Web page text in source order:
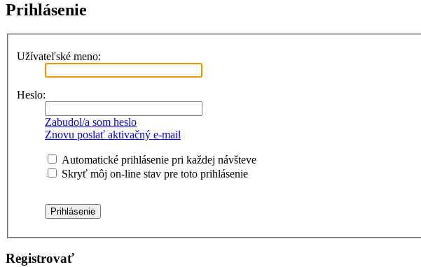
Prihlásenie
Užívateľské meno:
Heslo:
Zabudol/a som heslo
Znovu poslať aktivačný e-mail
Automatické prihlásenie pri každej návšteve
Skryť môj on-line stav pre toto prihlásenie
Registrovať